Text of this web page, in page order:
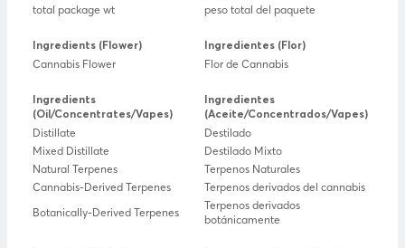
total package wt
peso total del paquete
Ingredients (Flower) Ingredientes (Flor)
Cannabis Flower Flor de Cannabis
Ingredients
(Oil/Concentrates/Vapes)
Ingredientes
(Aceite/Concentrados/Vapes)
Distillate
Destilado
Mixed Distillate
Destilado Mixto
Natural Terpenes
Terpenos Naturales
Cannabis-Derived Terpenes
Terpenos derivados del cannabis
Botanically-Derived Terpenes
Terpenos derivados
botánicamente